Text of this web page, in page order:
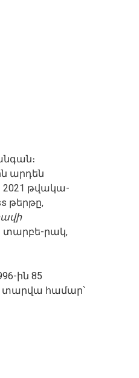
արդեն
2021 թվակա-
թերթը,
տարբե-րակ,
ին 85
տարվա համար՝